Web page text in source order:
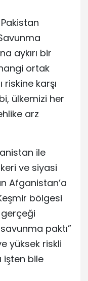
aykırı bir
ortak
karşı
ülkemizi her
arz
ile
ve siyasi
Afganistan’a
bölgesi
paktı”
yüksek riskli
işten bile